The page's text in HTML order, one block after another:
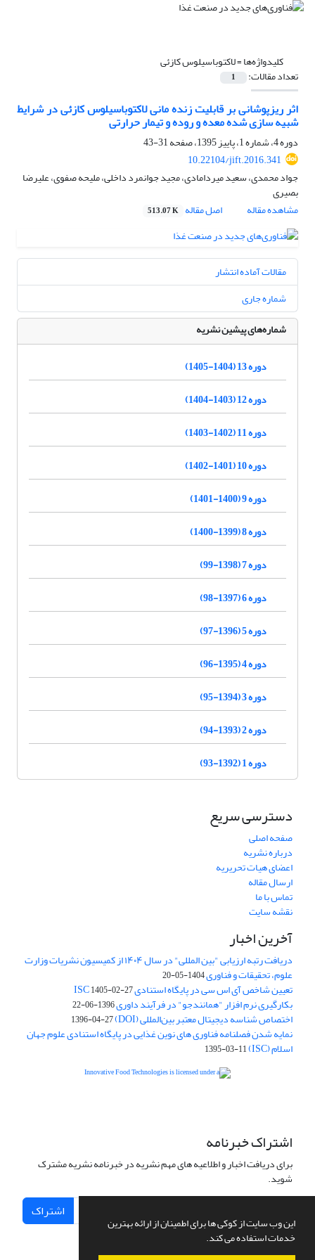
این وب سایت از کوکی ها برای اطمینان از ارائه بهترین
خدمات استفاده می کند.
کلیدواژه‌ها =لاکتوباسیلوس کازئی
تعداد مقالات: 1
اثر ریزپوشانی بر قابلیت زنده مانی لاکتوباسیلوس کازئی در شرایط
شبیه سازی شده معده و روده و تیمار حرارتی
دوره 4، شماره 1، پاییز 1395، صفحه
31-43
10.22104/jift.2016.341
جواد محمدی، سعید میردامادی، مجید جوانمرد داخلی، ملیحه صفوی، علیرضا
بصیری
مشاهده مقاله
اصل مقاله 513.07 K
مقالات آماده انتشار
شماره جاری
شماره‌های پیشین نشریه
دوره 13 (1404-1405)
دوره 12 (1403-1404)
دوره 11 (1402-1403)
دوره 10 (1401-1402)
دوره 9 (1400-1401)
دوره 8 (1399-1400)
دوره 7 (1398-99)
دوره 6 (1397-98)
دوره 5 (1396-97)
دوره 4 (1395-96)
دوره 3 (1394-95)
دوره 2 (1393-94)
دوره 1 (1392-93)
دسترسی سریع
صفحه اصلی
درباره نشریه
اعضای هیات تحریریه
ارسال مقاله
تماس با ما
نقشه سایت
آخرین اخبار
دریافت رتبه ارزیابی "بین المللی" در سال ۱۴۰۴ از کمیسیون نشریات وزارت
علوم، تحقیقات و فناوری1404-05-20
تعیین شاخص آی اس سی در پایگاه استنادی ISC1405-02-27
بکارگیری نرم افزار "همانندجو" در فرآیند داوری1396-06-22
اختصاص شناسه دیجیتال معتبر بین‌المللی (DOI) 1396-04-27
نمایه شدن فصلنامه فناوری های نوین غذایی در پایگاه استنادی علوم جهان
اسلام (ISC) 1395-03-11
اشتراک خبرنامه
برای دریافت اخبار و اطلاعیه های مهم نشریه در خبرنامه نشریه مشترک
شوید.
اشتراک